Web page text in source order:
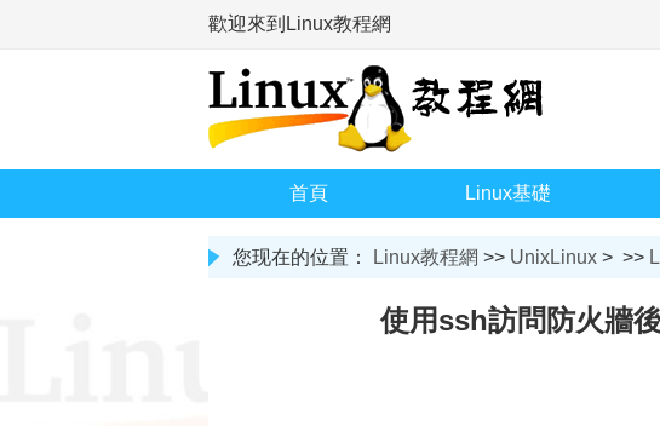
歡迎來到Linux教程網
首頁 Linux基礎
您现在的位置： Linux教程網 >> UnixLinux > >>
使用ssh訪問防火牆